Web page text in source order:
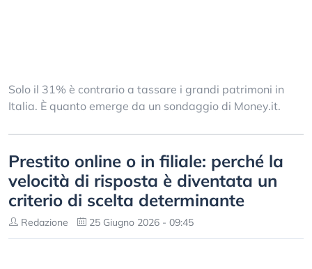
Solo il 31% è contrario a tassare i grandi patrimoni in
Italia. È quanto emerge da un sondaggio di Money.it.
Prestito online o in filiale: perché la
velocità di risposta è diventata un
criterio di scelta determinante
Redazione 25 Giugno 2026 - 09:45